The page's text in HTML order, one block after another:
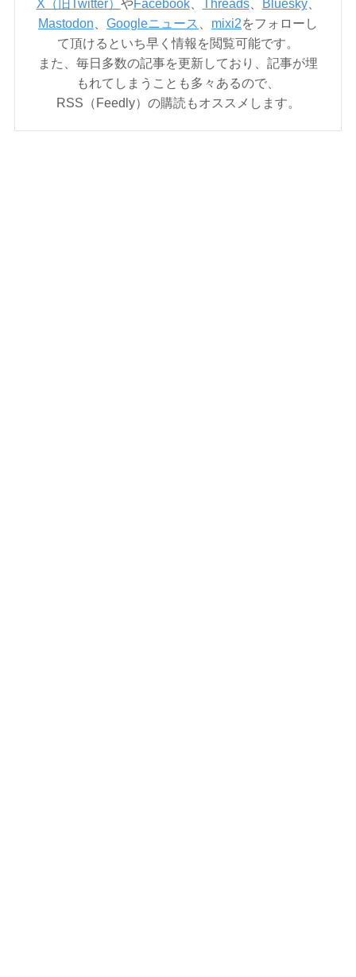
X（旧Twitter） やFacebook、 Threads、 Bluesky、
Mastodon
Googleニュース mixi2をフォローし
て頂けるといち早く情報を閲覧可能です。
また、毎日多数の記事を更新しており、記事が埋
もれてしまうことも多々あるので、
RSS（Feedly）の購読もオススメします。